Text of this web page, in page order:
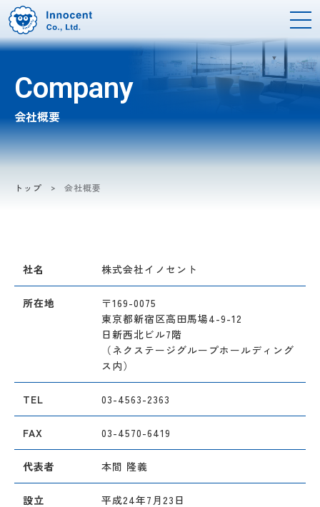
Company
会社概要
トップ 会社概要
社名 株式会社イノセント
所在地
〒169-0075
東京都新宿区高田馬場4-9-12
日新西北ビル7階
（ネクステージグループホールディング
ス内）
TEL 03-4563-2363
FAX 03-4570-6419
代表者 本間 隆義
設立 平成24年7月23日